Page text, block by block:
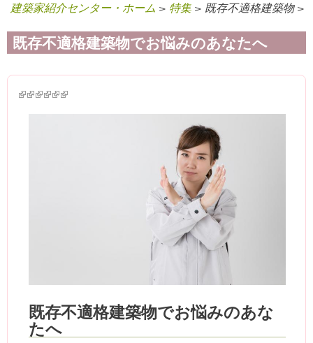
建築家紹介センター・ホーム > 特集 > 既存不適格建築物 >
既存不適格建築物でお悩みのあなたへ
(link is external)
(link is external)
(link is external)
(link is external)
(link is external)
(link is external)
既存不適格建築物でお悩みのあな
たへ